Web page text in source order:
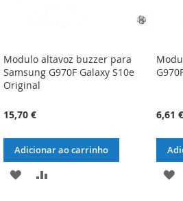
Modulo altavoz buzzer para
Samsung G970F Galaxy S10e
Original
15,70 €
Adicionar ao carrinho
ADICIONAR
6,61 €